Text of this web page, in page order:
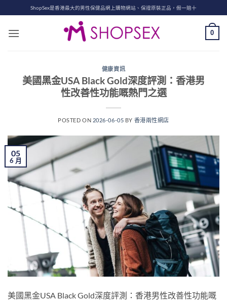
to
content
ShopSex是香港最大的男性保健品網上購物網站、保證原裝正品，假一賠十
0
健康資訊
美國黑金USA Black Gold深度評測：香港男
性改善性功能嘅熱門之選
POSTED ON 2026-06-05 BY 香港兩性網店
05
6 月
美國黑金USA Black Gold深度評測：香港男性改善性功能嘅